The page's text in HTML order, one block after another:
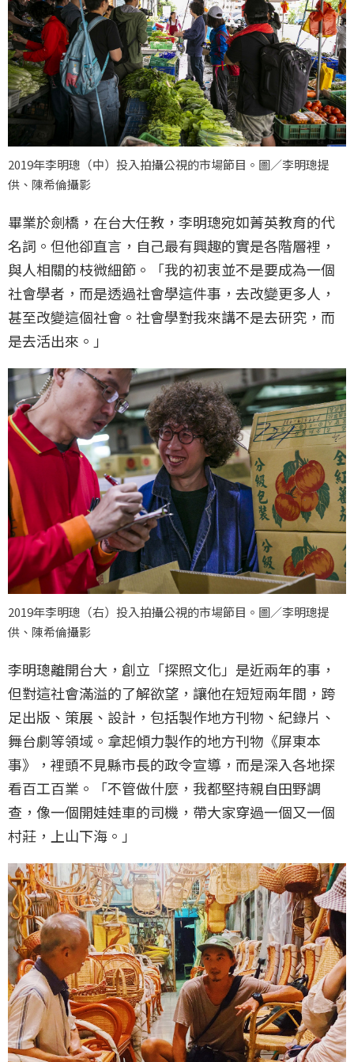
2019年李明璁（中）投入拍攝公視的市場節目。圖／李明璁提
供、陳希倫攝影
畢業於劍橋，在台大任教，李明璁宛如菁英教育的代
名詞。但他卻直言，自己最有興趣的實是各階層裡，
與人相關的枝微細節。「我的初衷並不是要成為一個
社會學者，而是透過社會學這件事，去改變更多人，
甚至改變這個社會。社會學對我來講不是去研究，而
是去活出來。」
2019年李明璁（右）投入拍攝公視的市場節目。圖／李明璁提
供、陳希倫攝影
李明璁離開台大，創立「探照文化」是近兩年的事，
但對這社會滿溢的了解欲望，讓他在短短兩年間，跨
足出版、策展、設計，包括製作地方刊物、紀錄片、
舞台劇等領域。拿起傾力製作的地方刊物《屏東本
事》，裡頭不見縣市長的政令宣導，而是深入各地探
看百工百業。「不管做什麼，我都堅持親自田野調
查，像一個開娃娃車的司機，帶大家穿過一個又一個
村莊，上山下海。」